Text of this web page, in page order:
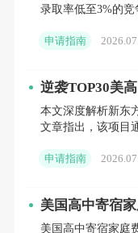
录取率低至3%的竞
系，涵
申请指南
逆袭TOP30美
如何为家庭提
本文深度解析新东
文章指出，该项目
化培训。内容
申请指南
美国高中寄宿
美国高中寄宿家庭